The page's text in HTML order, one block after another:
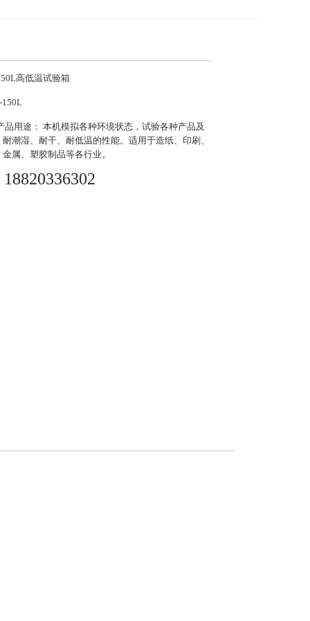
高低温试验箱
品用途： 本机模拟各种环境状态，试验各种产品及
潮湿、耐干、耐低温的性能。适用于造纸、印刷、
属、塑胶制品等各行业。
18820336302